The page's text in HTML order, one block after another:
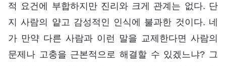
적 요건에 부합하지만 진리와 크게 관계는 없다. 단
지 사람의 얕고 감성적인 인식에 불과한 것이다. 네
가 만약 다른 사람과 이런 말을 교제한다면 사람의
문제나 고충을 근본적으로 해결할 수 있겠느냐? 그